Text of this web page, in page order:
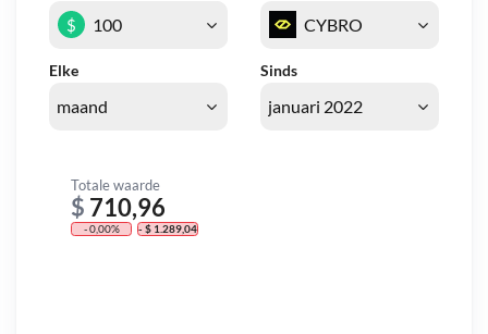
Elke Sinds
$
Totale waarde
$ 710,96
- 0,00% - $ 1.289,04